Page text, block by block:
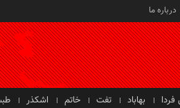
درباره ما
فردا بهاباد تفت خاتم اشکذر